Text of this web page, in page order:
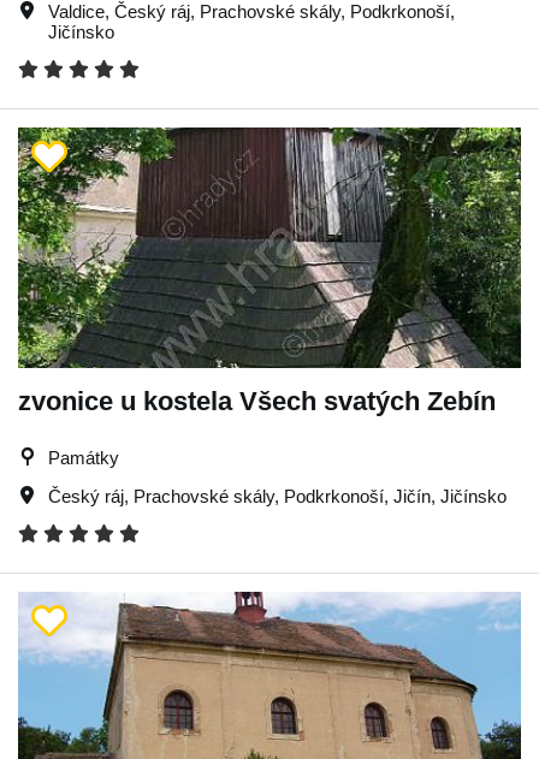
Valdice, Český ráj, Prachovské skály, Podkrkonoší,
Jičínsko
zvonice u kostela Všech svatých Zebín
Památky
Český ráj, Prachovské skály, Podkrkonoší, Jičín, Jičínsko